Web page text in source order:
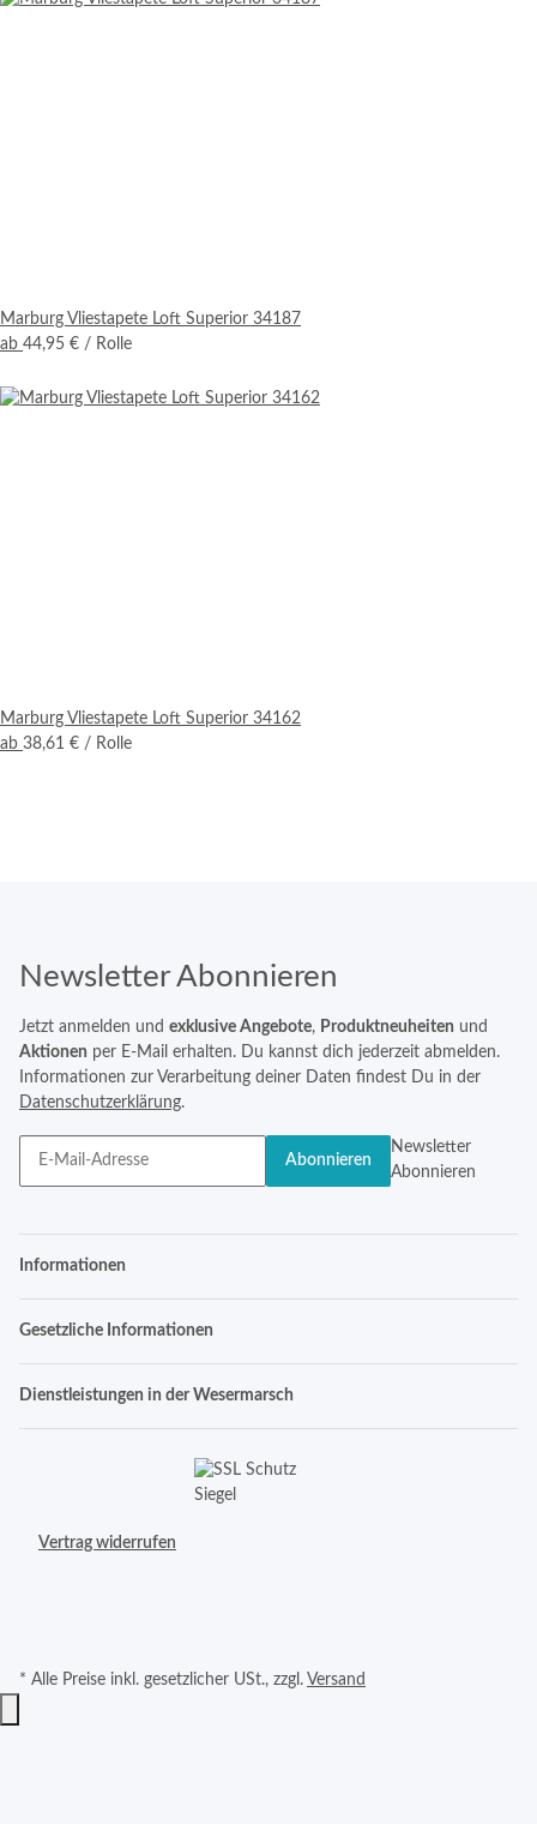
Marburg Vliestapete Loft Superior 34187
ab 44,95 € / Rolle
Marburg Vliestapete Loft Superior 34162
ab 38,61 € / Rolle
Newsletter Abonnieren
Jetzt anmelden und exklusive Angebote, Produktneuheiten und
Aktionen per E-Mail erhalten. Du kannst dich jederzeit abmelden.
Informationen zur Verarbeitung deiner Daten findest Du in der
Datenschutzerklärung.
Abonnieren
Newsletter
Abonnieren
Informationen
Gesetzliche Informationen
Dienstleistungen in der Wesermarsch
Vertrag widerrufen
* Alle Preise inkl. gesetzlicher USt., zzgl. Versand